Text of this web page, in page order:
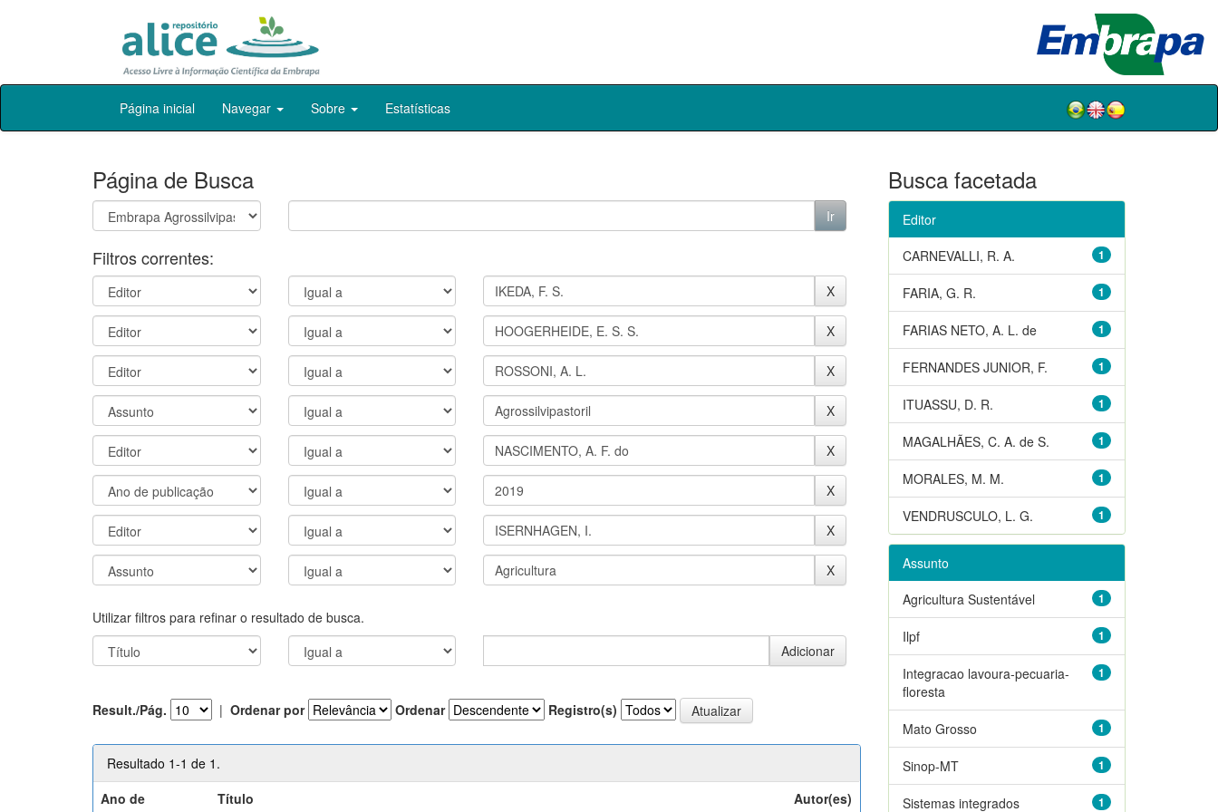
Skip
Página inicial Navegar Sobre Estatísticas
Página de Busca
Filtros correntes:
Utilizar filtros para refinar o resultado de busca.
Result./Pág. | Ordenar por Ordenar Registro(s)
Resultado 1-1 de 1.
Ano de
Título Autor(es)
Busca facetada
Editor
1
CARNEVALLI, R. A.
1
FARIA, G. R.
1
FARIAS NETO, A. L. de
1
FERNANDES JUNIOR, F.
1
ITUASSU, D. R.
1
MAGALHÃES, C. A. de S.
1
MORALES, M. M.
1
VENDRUSCULO, L. G.
Assunto
1
Agricultura Sustentável
1
Ilpf
1
Integracao lavoura-pecuaria-
floresta
1
Mato Grosso
1
Sinop-MT
1
Sistemas integrados